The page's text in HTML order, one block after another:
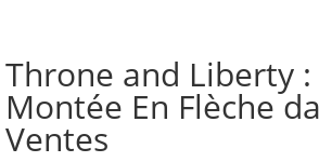
Throne and Liberty :
Montée En Flèche
Ventes